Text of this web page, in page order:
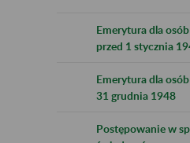
Emerytura dla
przed 1 stycznia
Emerytura dla
31 grudnia 1948
Postępowanie w